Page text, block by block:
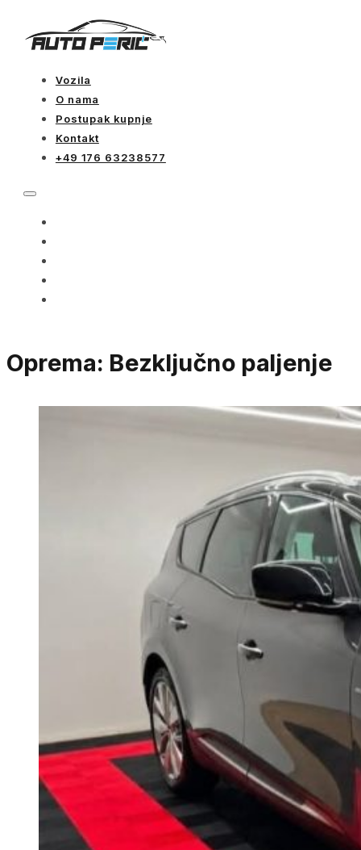
Vozila
O nama
Postupak kupnje
Kontakt
+49 176 63238577
Oprema: Bezključno paljenje